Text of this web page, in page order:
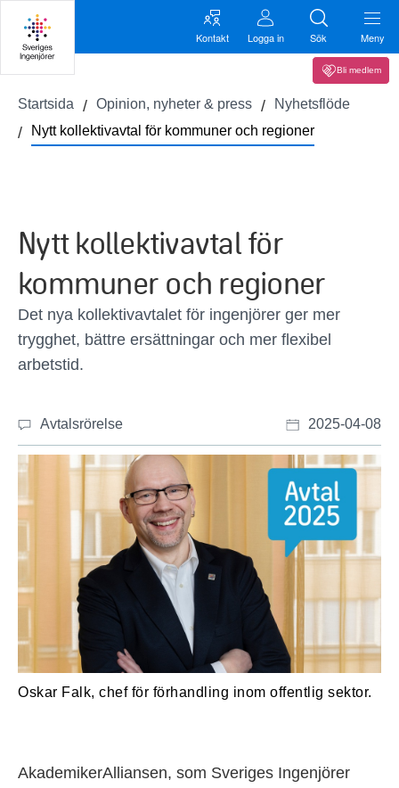
Kontakt Logga in Sök Meny
Bli medlem
Startsida Opinion, nyheter & press
Nyhetsflöde
Nytt kollektivavtal för kommuner och regioner
Nytt kollektivavtal för
kommuner och regioner
Det nya kollektivavtalet för ingenjörer ger mer
trygghet, bättre ersättningar och mer flexibel
arbetstid.
Avtalsrörelse 2025-04-08
Oskar Falk, chef för förhandling inom offentlig sektor.
AkademikerAlliansen, som Sveriges Ingenjörer